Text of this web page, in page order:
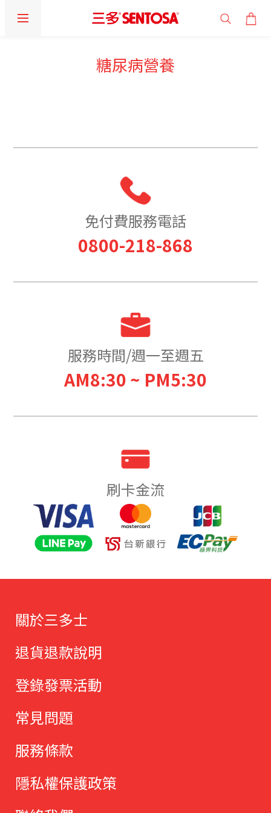
糖尿病營養
免付費服務電話
0800-218-868
服務時間/週一至週五
AM8:30 ~ PM5:30
刷卡金流
關於三多士
退貨退款說明
登錄發票活動
常見問題
服務條款
隱私權保護政策